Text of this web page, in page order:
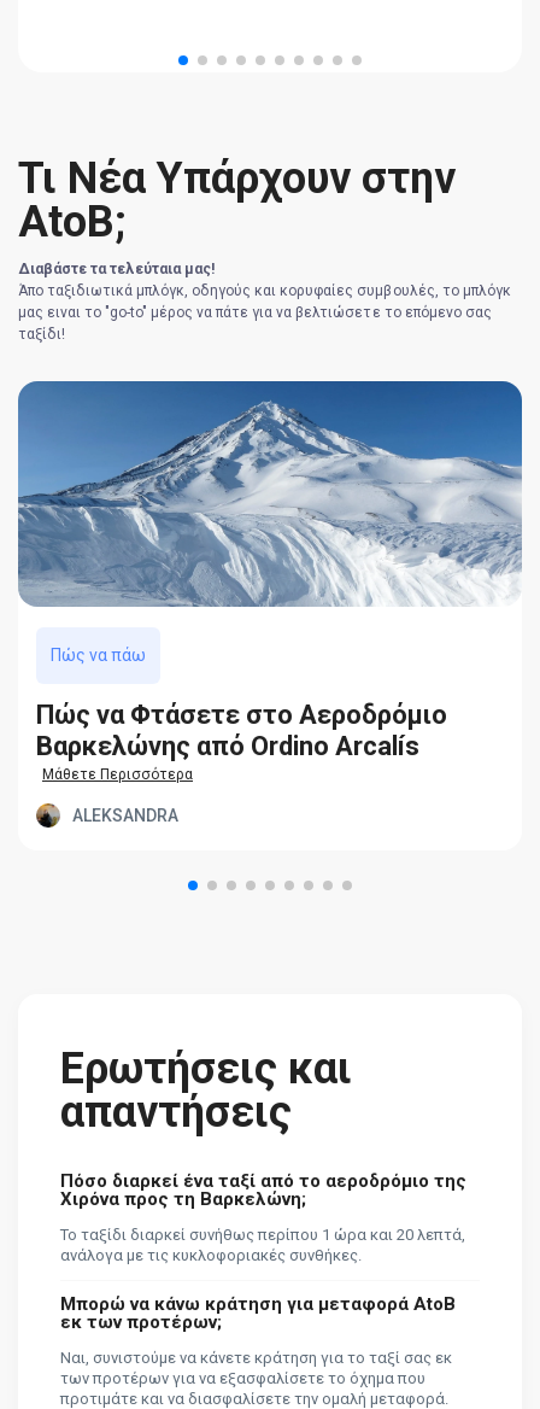
Τι Νέα Υπάρχουν στην
AtoB;
Διαβάστε τα τελεύταια μας!
Άπο ταξιδιωτικά μπλόγκ, οδηγούς και κορυφαίες συμβουλές, το μπλόγκ
μας ειναι το "go-to" μέρος να πάτε για να βελτιώσετε το επόμενο σας
ταξίδι!
Πώς να πάω
Πώς να Φτάσετε στο Αεροδρόμιο
Βαρκελώνης από Ordino Arcalís
Μάθετε Περισσότερα
ALEKSANDRA
Ερωτήσεις και
απαντήσεις
Πόσο διαρκεί ένα ταξί από το αεροδρόμιο της
Χιρόνα προς τη Βαρκελώνη;
Το ταξίδι διαρκεί συνήθως περίπου 1 ώρα και 20 λεπτά,
ανάλογα με τις κυκλοφοριακές συνθήκες.
Μπορώ να κάνω κράτηση για μεταφορά AtoB
εκ των προτέρων;
Ναι, συνιστούμε να κάνετε κράτηση για το ταξί σας εκ
των προτέρων για να εξασφαλίσετε το όχημα που
προτιμάτε και να διασφαλίσετε την ομαλή μεταφορά.